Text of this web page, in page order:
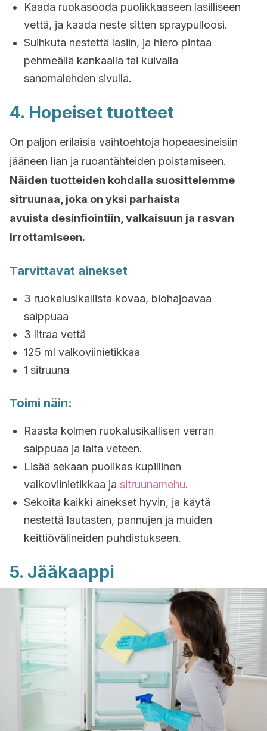
Kaada ruokasooda puolikkaaseen lasilliseen
vettä, ja kaada neste sitten spraypulloosi.
Suihkuta nestettä lasiin, ja hiero pintaa
pehmeällä kankaalla tai kuivalla
sanomalehden sivulla.
4. Hopeiset tuotteet
On paljon erilaisia vaihtoehtoja hopeaesineisiin
jääneen lian ja ruoantähteiden poistamiseen.
Näiden tuotteiden kohdalla suosittelemme
sitruunaa, joka on yksi parhaista
avuista desinfiointiin, valkaisuun ja rasvan
irrottamiseen.
Tarvittavat ainekset
3 ruokalusikallista kovaa, biohajoavaa
saippuaa
3 litraa vettä
125 ml valkoviinietikkaa
1 sitruuna
Toimi näin:
Raasta kolmen ruokalusikallisen verran
saippuaa ja laita veteen.
Lisää sekaan puolikas kupillinen
valkoviinietikkaa ja sitruunamehu.
Sekoita kaikki ainekset hyvin, ja käytä
nestettä lautasten, pannujen ja muiden
keittiövälineiden puhdistukseen.
5. Jääkaappi